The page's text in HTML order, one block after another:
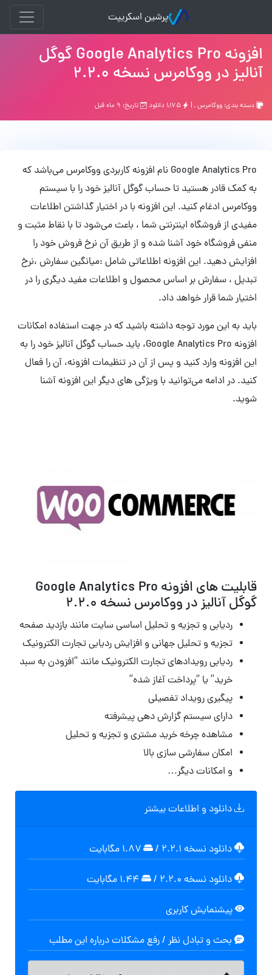
پرشین اسکریپت
افزونه Google Analytics Pro گوگل
آنالیز در ووکامرس نسخه 2.2.0
دسته بندی: ووکامرس, | ۱,۱۷۵ دانلود تاریخ: ۹ ماه قبل
Google Analytics Pro نام افزونه کاربردی ووکامرس می‌باشد که
به کمک قادر هستید تا حساب گوگل آنالیز خود را با سیستم
ووکامرس ادغام کنید. این افزونه با در اختیار گذاشتن اطلاعات
مفیدی از فروشگاه اینترنتی شما ، باعث می‌شود تا با نقاط مثبت و
منفی فروشگاه خود آشنا شده و از طریق آن نرخ فروش خود را
افزایش دهید. این افزونه اطلاعاتی شامل :میانگین سفارش ،نرخ
تبدیل ، سفارش بر اساس محصول و اطلاعات مفید دیگری را در
اختیار شما قرار خواهد داد.
باید به این مورد توجه داشته باشید که در جهت استفاده امکانات
افزونه Google Analytics Pro، باید حساب گوگل آنالیز خود را به
این افزونه وارد کنید و پس از آن در تنظیمات افزونه، آن را فعال
کنید. در ادامه می‌توانید با ویژگی های دیگر این افزونه آشنا
شوید.
قابلیت های افزونه Google Analytics Pro
گوگل آنالیز در ووکامرس نسخه 2.2.0
ردیابی و تجزیه و تحلیل اساسی سایت مانند بازدید صفحه
تجزیه و تحلیل جهانی و افزایش ردیابی تجارت الکترونیک
ردیابی رویدادهای تجارت الکترونیک مانند “افزودن به سبد
خرید” یا “پرداخت آغاز شده”
پیگیری رویداد تفصیلی
دارای سیستم گزارش دهی پیشرفته
مشاهده چرخه خرید مشتری و تجزیه و تحلیل
امکان سفارشی سازی بالا
و امکانات دیگر…
دانلود و اطلاعات بیشتر
دانلود نسخه ۲.۲.۱ /
دانلود نسخه ۲.۲.۰ /
پیشنمایش کاربری
بحث و تبادل نظر / رفع مشکلات درباره این مطلب